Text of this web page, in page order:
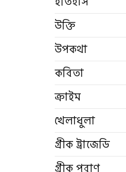
উক্তি
উপকথা
কবিতা
ক্রাইম
খেলাধুলা
গ্রীক ট্রাজেডি
গ্রীক পুরাণ